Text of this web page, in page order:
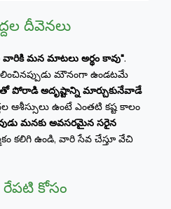
దీవెనలు
మన మాటలు అర్థం కావు".
మౌనంగా ఉండటమే
పోరాడి అదృష్టాన్ని మార్చుకునేవాడే
ఆశీస్సులు ఉంటే ఎంతటి కష్ట కాలం
మనకు అవసరమైన సరైన
కలిగి ఉండి, వారి సేవ చేస్తూ వేచి
కోసం